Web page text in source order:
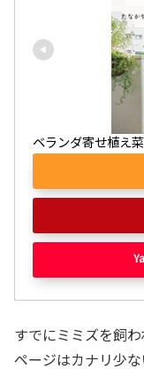
ベランダ寄せ植え
すでにミミズを飼
ページはカナリ少